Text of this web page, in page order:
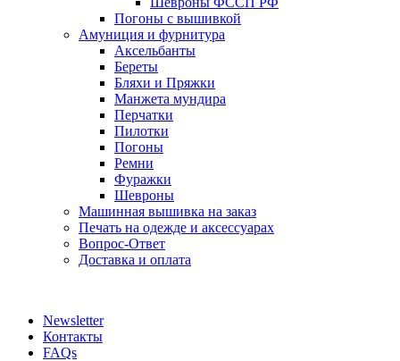
Погоны с вышивкой
Амуниция и фурнитура
Аксельбанты
Береты
Бляхи и Пряжки
Манжета мундира
Перчатки
Пилотки
Погоны
Ремни
Фуражки
Шевроны
Машинная вышивка на заказ
Печать на одежде и аксессуарах
Вопрос-Ответ
Доставка и оплата
Newsletter
Контакты
FAQs